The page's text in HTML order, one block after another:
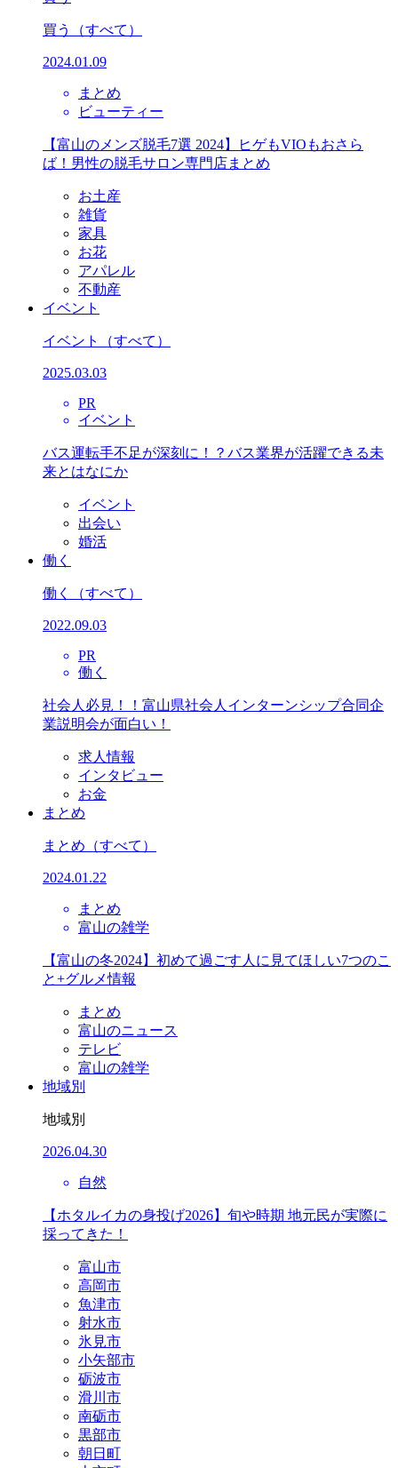
買う （すべて）
2024.01.09
まとめ
ビューティー
【富山のメンズ脱毛7選 2024】ヒゲもVIOもおさら
ば！男性の脱毛サロン専門店まとめ
お土産
雑貨
家具
お花
アパレル
不動産
イベント
イベント （すべて）
2025.03.03
PR
イベント
バス運転手不足が深刻に！？バス業界が活躍できる未
来とはなにか
イベント
出会い
婚活
働く
働く （すべて）
2022.09.03
PR
働く
社会人必見！！富山県社会人インターンシップ合同企
業説明会が面白い！
求人情報
インタビュー
お金
まとめ
まとめ （すべて）
2024.01.22
まとめ
富山の雑学
【富山の冬2024】初めて過ごす人に見てほしい7つのこ
と+グルメ情報
まとめ
富山のニュース
テレビ
富山の雑学
地域別
地域別
2026.04.30
自然
【ホタルイカの身投げ2026】旬や時期 地元民が実際に
採ってきた！
富山市
高岡市
魚津市
射水市
氷見市
小矢部市
砺波市
滑川市
南砺市
黒部市
朝日町